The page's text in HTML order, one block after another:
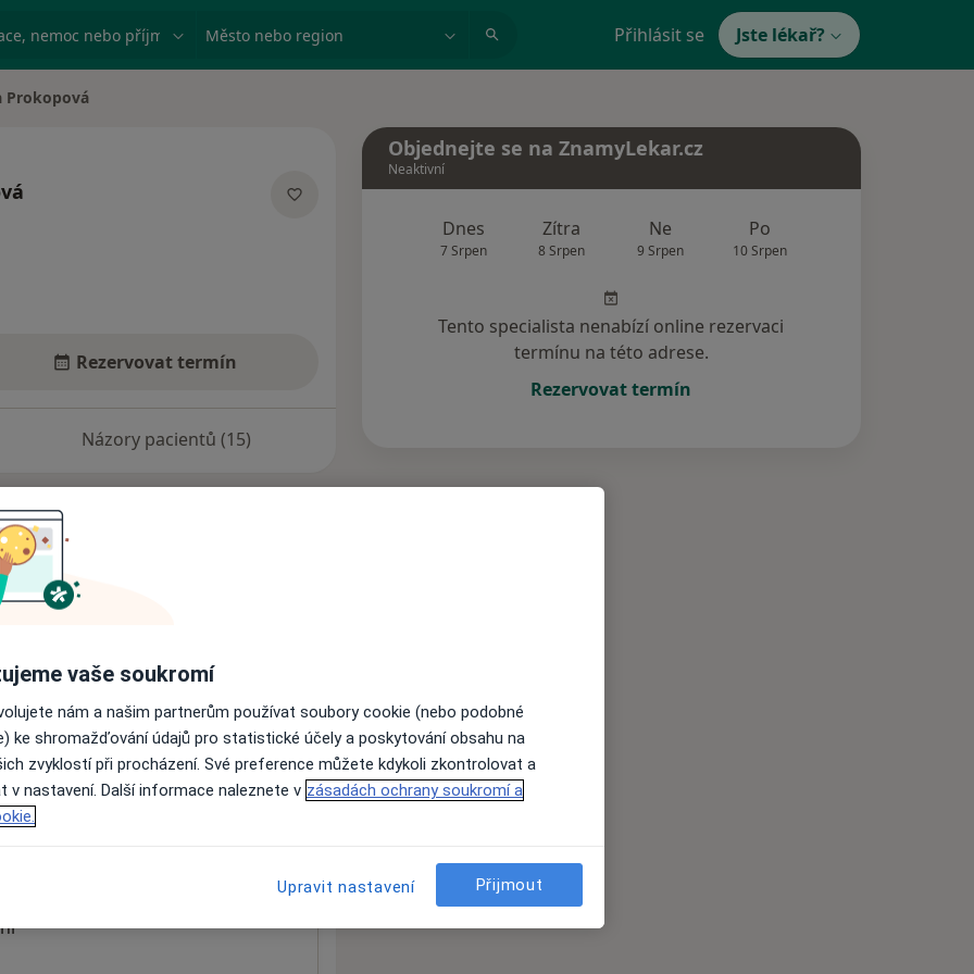
nemoc nebo příjmení Město nebo region Přihlásit se Jste lékař?
Prokopová
Rezervovat termín
Názory pacientů (15)
nejsou k dispozici
informace o svých službách.
Objednejte se na ZnamyLekar.cz
Neaktivní
Dnes
7 Srpen
Zítra
8 Srpen
Ne
9 Srpen
Po
10 Srpen
Tento specialista nenabízí online rezervaci
termínu na této adrese.
Rezervovat termín
vaše soukromí
nám a našim partnerům používat soubory cookie (nebo podobné
ke shromažďování údajů pro statistické účely a poskytování obsahu na
zvyklostí při procházení. Své preference můžete kdykoli zkontrolovat a
v nastavení. Další informace naleznete v zásadách ochrany soukromí a
Upravit nastavení Přijmout